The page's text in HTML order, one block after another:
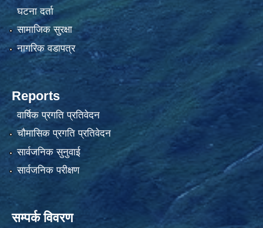
घटना दर्ता
सामाजिक सुरक्षा
नागरिक वडापत्र
Reports
वार्षिक प्रगति प्रतिवेदन
चौमासिक प्रगति प्रतिवेदन
सार्वजनिक सुनुवाई
सार्वजनिक परीक्षण
सम्पर्क विवरण